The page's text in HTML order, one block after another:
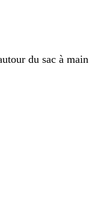
du sac à main